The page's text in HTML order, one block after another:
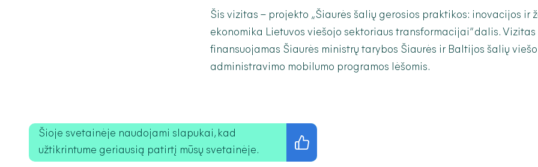
Šis vizitas – projekto „Šiaurės šalių gerosios praktikos: inovacijos ir
ekonomika Lietuvos viešojo sektoriaus transformacijai“ dalis.
finansuojamas Šiaurės ministrų tarybos Šiaurės ir Baltijos šalių
administravimo mobilumo programos lėšomis.
Šioje svetainėje naudojami slapukai, kad
užtikrintume geriausią patirtį mūsų svetainėje.